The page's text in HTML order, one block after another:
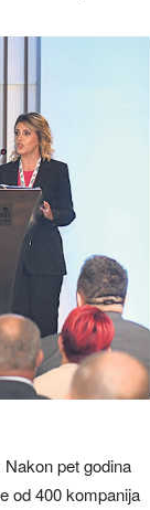
pet godina
od 400 kompanija